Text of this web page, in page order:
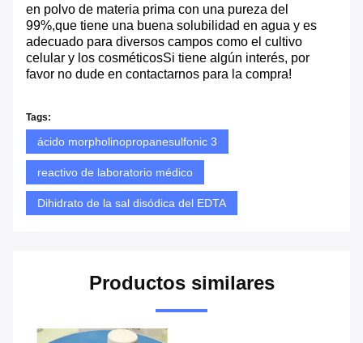
en polvo de materia prima con una pureza del
99%,que tiene una buena solubilidad en agua y es
adecuado para diversos campos como el cultivo
celular y los cosméticosSi tiene algún interés, por
favor no dude en contactarnos para la compra!
Tags:
ácido morpholinopropanesulfonic 3
reactivo de laboratorio médico
Dihidrato de la sal disódica del EDTA
Productos similares